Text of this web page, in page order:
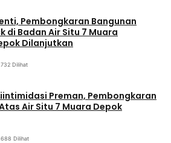
Pembongkaran Bangunan
di Badan Air Situ 7 Muara
Dilanjutkan
Dilihat
Preman, Pembongkaran
Air Situ 7 Muara Depok
Dilihat